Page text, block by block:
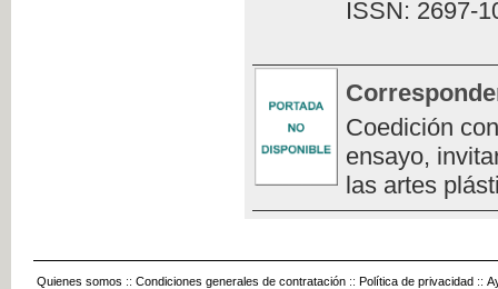
ISSN: 2697-
Coedición
ensayo,
las artes
Quienes somos :: Condiciones generales de contratación :: Política de privacidad ::